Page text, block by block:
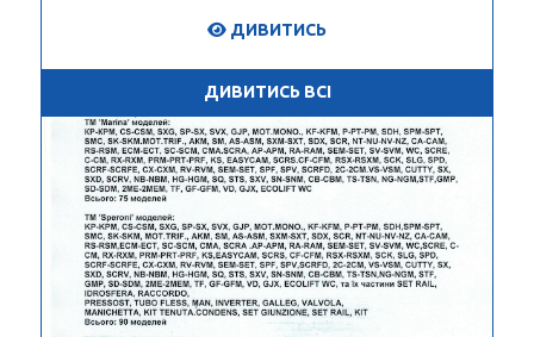
ДИВИТИСЬ
ДИВИТИСЬ ВСІ